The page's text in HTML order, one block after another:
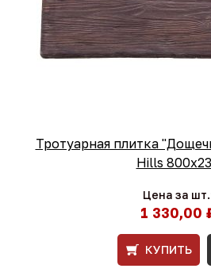
Тротуарная плитка
Hills
Цена за
1 330,00
КУПИТЬ